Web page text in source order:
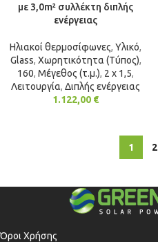
με 3,0m² συλλέκτη διπλής
ενέργειας
Ηλιακοί θερμοσίφωνες, Υλικό,
Glass, Χωρητικότητα (Τύπος),
160, Μέγεθος (τ.μ.), 2 x 1,5,
Λειτουργία, Διπλής ενέργειας
1.122,00 €
1 2
Όροι Χρήσης